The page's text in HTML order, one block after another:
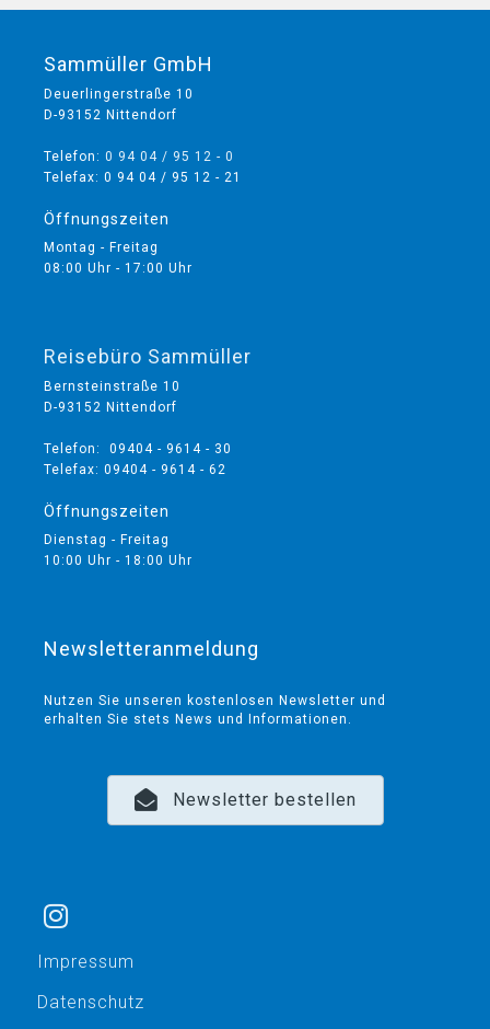
Sammüller GmbH
Deuerlingerstraße 10
D-93152 Nittendorf
Telefon: 0 94 04 / 95 12 - 0
Telefax: 0 94 04 / 95 12 - 21
Öffnungszeiten
Montag - Freitag
08:00 Uhr - 17:00 Uhr
Reisebüro Sammüller
Bernsteinstraße 10
D-93152 Nittendorf
Telefon: 09404 - 9614 - 30
Telefax: 09404 - 9614 - 62
Öffnungszeiten
Dienstag - Freitag
10:00 Uhr - 18:00 Uhr
Newsletteranmeldung
Nutzen Sie unseren kostenlosen Newsletter und
erhalten Sie stets News und Informationen.
Newsletter bestellen
Impressum
Datenschutz